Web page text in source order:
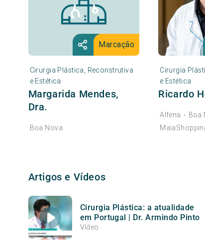
Marcação
Cirurgia Plástica, Reconstrutiva
e Estética
Margarida Mendes,
Dra.
Boa Nova
Cirurgia
e Estética
Ricardo
Alfena • Boa
Artigos e Vídeos
Cirurgia Plástica: a atualidade
em Portugal | Dr. Armindo Pinto
Vídeo